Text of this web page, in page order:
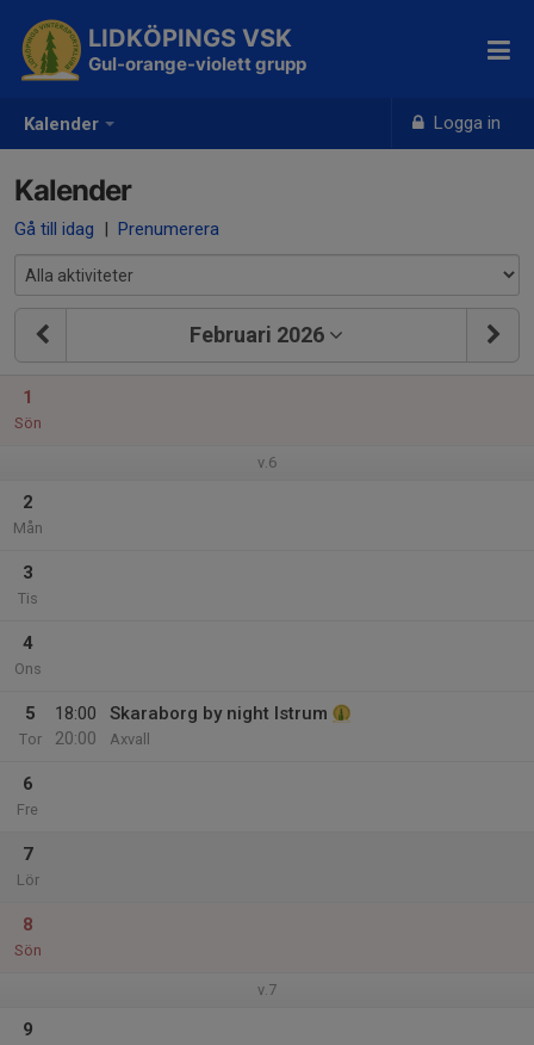
Kalender Logga in
LIDKÖPINGS VSK
Gul-orange-violett grupp
Kalender
Gå till idag | Prenumerera
Februari 2026
1
Sön
v.6
2
Mån
3
Tis
4
Ons
5
Tor
18:00
20:00
Skaraborg by night Istrum
Axvall
6
Fre
7
Lör
8
Sön
v.7
9